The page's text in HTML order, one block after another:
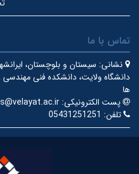
تماس با ما
نشانی:
دانشگاه ولایت، دانشکده فنی مهندسی
ها
پست الکترونیکی:
تلفن: 05431251251